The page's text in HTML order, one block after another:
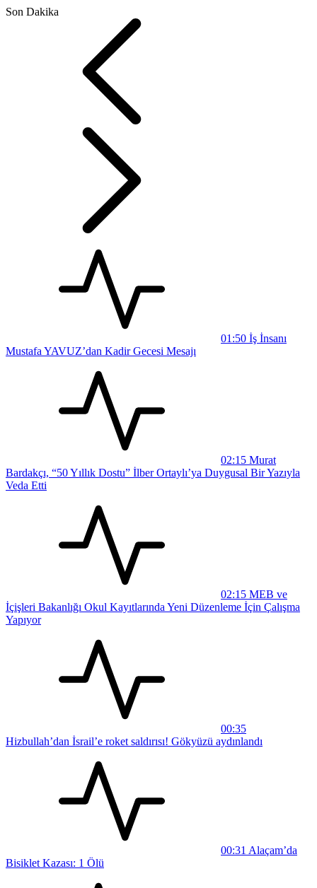
Son Dakika
01:50 İş İnsanı
Mustafa YAVUZ’dan Kadir Gecesi Mesajı
02:15 Murat
Bardakçı, “50 Yıllık Dostu” İlber Ortaylı’ya Duygusal Bir Yazıyla
Veda Etti
02:15 MEB ve
İçişleri Bakanlığı Okul Kayıtlarında Yeni Düzenleme İçin Çalışma
Yapıyor
00:35
Hizbullah’dan İsrail’e roket saldırısı! Gökyüzü aydınlandı
00:31 Alaçam’da
Bisiklet Kazası: 1 Ölü